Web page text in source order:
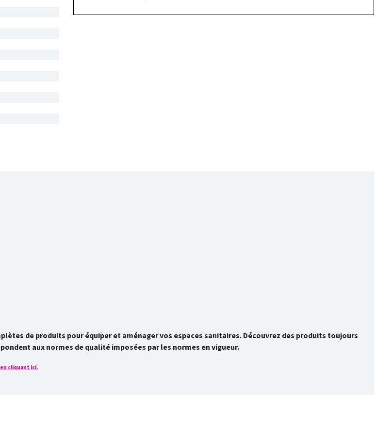
de produits pour équiper et aménager vos espaces sanitaires. Découvrez des produits toujours
aux normes de qualité imposées par les normes en vigueur.
en cliquant ici.